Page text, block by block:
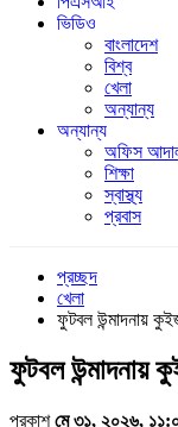
ভিডিও
বাংলাদেশ
বিশ্ব
খেলা
অন্যান্য
অন্যান্য
অফিস
শিক্ষা
স্বাস্থ্য
প্রবাস
প্রচ্ছদ
খেলা
ফুটবল উন্মাদনায়
ফুটবল উন্মাদনায়
প্রকাশমে ৩১, ২০২৬,